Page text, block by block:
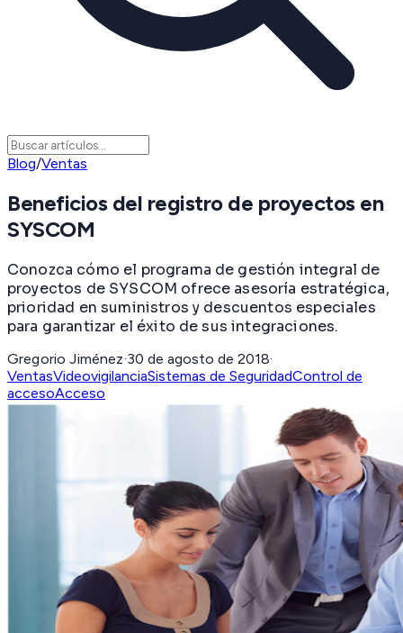
Blog/Ventas
Beneficios del registro de proyectos en
SYSCOM
Conozca cómo el programa de gestión integral de
proyectos de SYSCOM ofrece asesoría estratégica,
prioridad en suministros y descuentos especiales
para garantizar el éxito de sus integraciones.
Gregorio Jiménez·30 de agosto de 2018·
VentasVideovigilanciaSistemas de SeguridadControl de
accesoAcceso